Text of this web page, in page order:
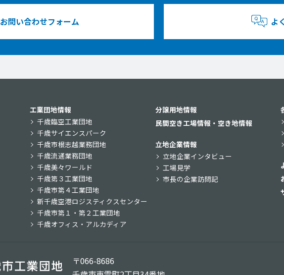
お問い合わせフォーム よ
工業団地情報
千歳臨空工業団地
千歳サイエンスパーク
千歳市根志越業務団地
千歳流通業務団地
千歳美々ワールド
千歳第３工業団地
千歳市第４工業団地
新千歳空港ロジスティクスセンター
千歳市第１・第２工業団地
千歳オフィス・アルカディア
分譲用地情報
民間空き工場情報・空き地情報
立地企業情報
立地企業インタビュー
工場見学
市長の企業訪問記
〒066-8686